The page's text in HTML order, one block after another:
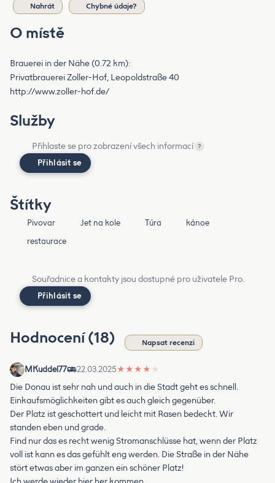
Nahrát Chybné údaje?
O místě
Brauerei in der Nähe (0.72 km):
Privatbrauerei Zoller-Hof, Leopoldstraße 40
http://www.zoller-hof.de/
Služby
Přihlaste se pro zobrazení všech informací ?
Přihlásit se
Štítky
Pivovar Jet na kole Túra
kánoe
restaurace
Souřadnice a kontakty jsou dostupné pro uživatele Pro.
Přihlásit se
Hodnocení (18) Napsat recenzi
MKuddel77 22.03.2025★ ★ ★ ★ ★
Die Donau ist sehr nah und auch in die Stadt geht es schnell.
Einkaufsmöglichkeiten gibt es auch gleich gegenüber.
Der Platz ist geschottert und leicht mit Rasen bedeckt. Wir
standen eben und grade.
Find nur das es recht wenig Stromanschlüsse hat, wenn der Platz
voll ist kann es das gefühlt eng werden. Die Straße in der Nähe
stört etwas aber im ganzen ein schöner Platz!